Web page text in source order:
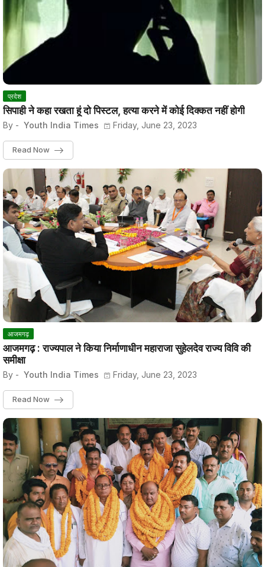
प्रदेश
सिपाही ने कहा रखता हूं दो पिस्टल, हत्या करने में कोई दिक्कत नहीं होगी
By - Youth India Times Friday, June 23, 2023
Read Now
आजमगढ़
आजमगढ़ : राज्यपाल ने किया निर्माणाधीन महाराजा सुहेलदेव राज्य विवि की
समीक्षा
By - Youth India Times Friday, June 23, 2023
Read Now